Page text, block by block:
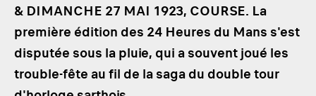
& DIMANCHE 27 MAI 1923, COURSE. La
première édition des 24 Heures du Mans s'est
disputée sous la pluie, qui a souvent joué les
trouble-fête au fil de la saga du double tour